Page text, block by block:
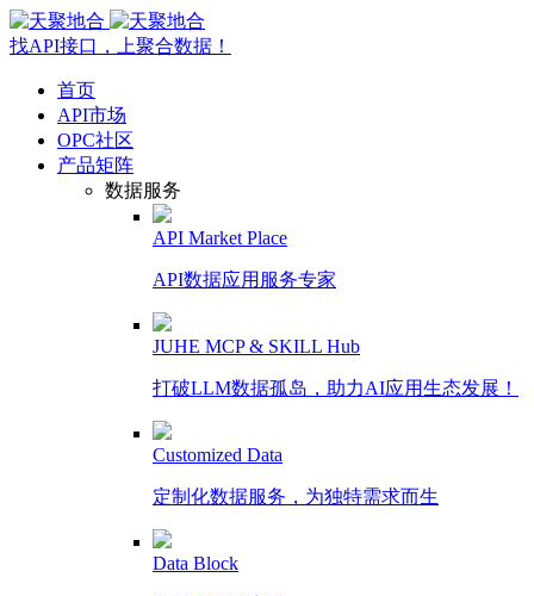
找API接口，上聚合数据！
首页
API市场
OPC社区
产品矩阵
数据服务
API Market Place
API数据应用服务专家
JUHE MCP & SKILL Hub
打破LLM数据孤岛，助力AI应用生态发展！
Customized Data
定制化数据服务，为独特需求而生
Data Block